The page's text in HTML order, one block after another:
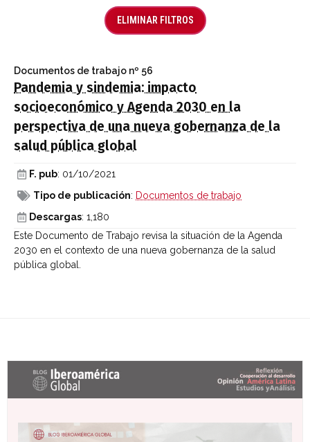
ELIMINAR FILTROS
Documentos de trabajo nº 56
Pandemia y sindemia: impacto
socioeconómico y Agenda 2030 en la
perspectiva de una nueva gobernanza de la
salud pública global
F. pub: 01/10/2021
Tipo de publicación: Documentos de trabajo
Descargas: 1,180
Este Documento de Trabajo revisa la situación de la Agenda
2030 en el contexto de una nueva gobernanza de la salud
pública global.
Últimas entradas Blog Iberoamérica global